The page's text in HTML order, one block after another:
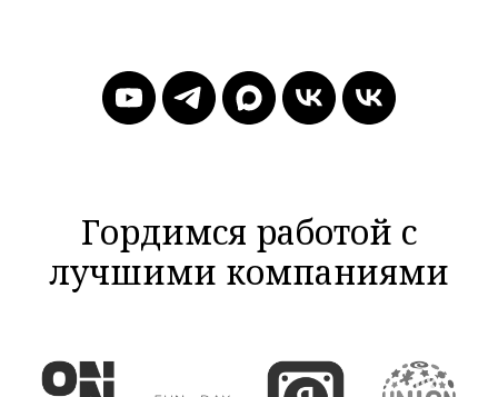
Гордимся работой с
лучшими компаниями